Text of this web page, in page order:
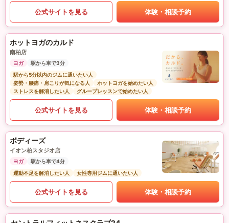
公式サイトを見る 体験・相談予約
ホットヨガのカルド
南柏店
ヨガ
駅から車で3分
駅から5分以内のジムに通いたい人
姿勢・腰痛・肩こりが気になる人
ホットヨガを始めたい人
ストレスを解消したい人
グループレッスンで始めたい人
公式サイトを見る 体験・相談予約
ボディーズ
イオン柏スタジオ店
ヨガ
駅から車で4分
運動不足を解消したい人
女性専用ジムに通いたい人
公式サイトを見る 体験・相談予約